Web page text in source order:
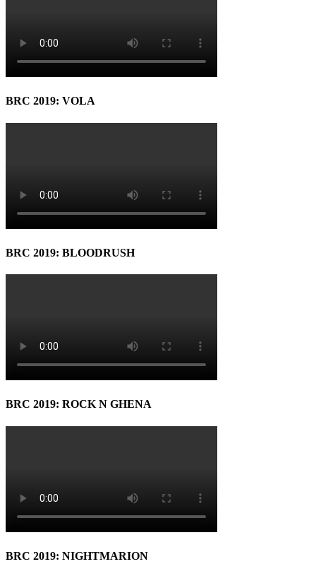
BRC 2019: VOLA
BRC 2019: BLOODRUSH
BRC 2019: ROCK N GHENA
BRC 2019: NIGHTMARION